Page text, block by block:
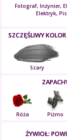
Fotograf, Inżynier,
Elektryk,
ŻYWIOŁ:
SZCZĘŚLIWY KOLOR
Szary
Róża Piżmo